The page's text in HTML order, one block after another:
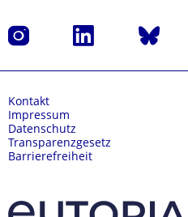
Instagram LinkedIn Bluesky
Kontakt
Impressum
Datenschutz
Transparenzgesetz
Barrierefreiheit